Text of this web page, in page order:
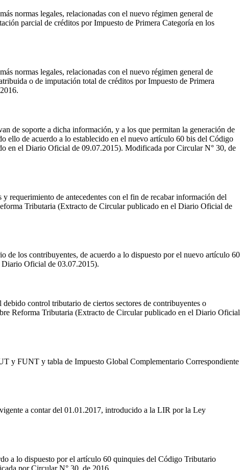
normas legales, relacionadas con el nuevo régimen general de
parcial de créditos por Impuesto de Primera Categoría en los
normas legales, relacionadas con el nuevo régimen general de
o de imputación total de créditos por Impuesto de Primera
de soporte a dicha información, y a los que permitan la generación de
ello de acuerdo a lo establecido en el nuevo artículo 60 bis del Código
en el Diario Oficial de 09.07.2015). Modificada por Circular N° 30, de
requerimiento de antecedentes con el fin de recabar información del
Tributaria (Extracto de Circular publicado en el Diario Oficial de
los contribuyentes, de acuerdo a lo dispuesto por el nuevo artículo 60
Oficial de 03.07.2015).
control tributario de ciertos sectores de contribuyentes o
Reforma Tributaria (Extracto de Circular publicado en el Diario Oficial
y FUNT y tabla de Impuesto Global Complementario Correspondiente
a contar del 01.01.2017, introducido a la LIR por la Ley
a lo dispuesto por el artículo 60 quinquies del Código Tributario
por Circular N° 30, de 2016.